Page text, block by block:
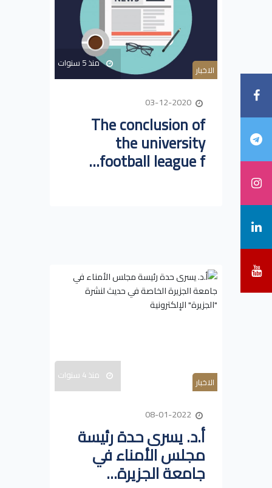
الاخبار منذ 5 سنوات
The conclusion of
the university
football league f...
الاخبار منذ 4 سنوات
أ.د. يسرى حدة رئيسة
مجلس الأمناء في
جامعة الجزيرة...